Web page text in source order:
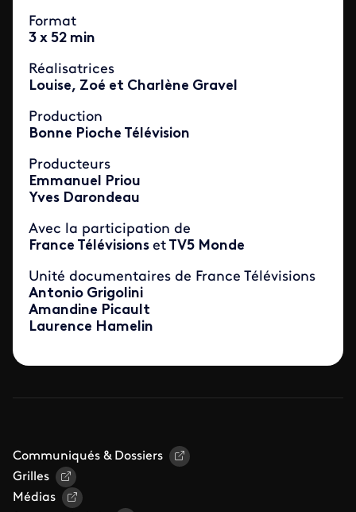
Format
3 x 52 min
Réalisatrices
Louise, Zoé et Charlène Gravel
Production
Bonne Pioche Télévision
Producteurs
Emmanuel Priou
Yves Darondeau
Avec la participation de
France Télévisions et TV5 Monde
Unité documentaires de France Télévisions
Antonio Grigolini
Amandine Picault
Laurence Hamelin
Communiqués & Dossiers
Grilles
Médias